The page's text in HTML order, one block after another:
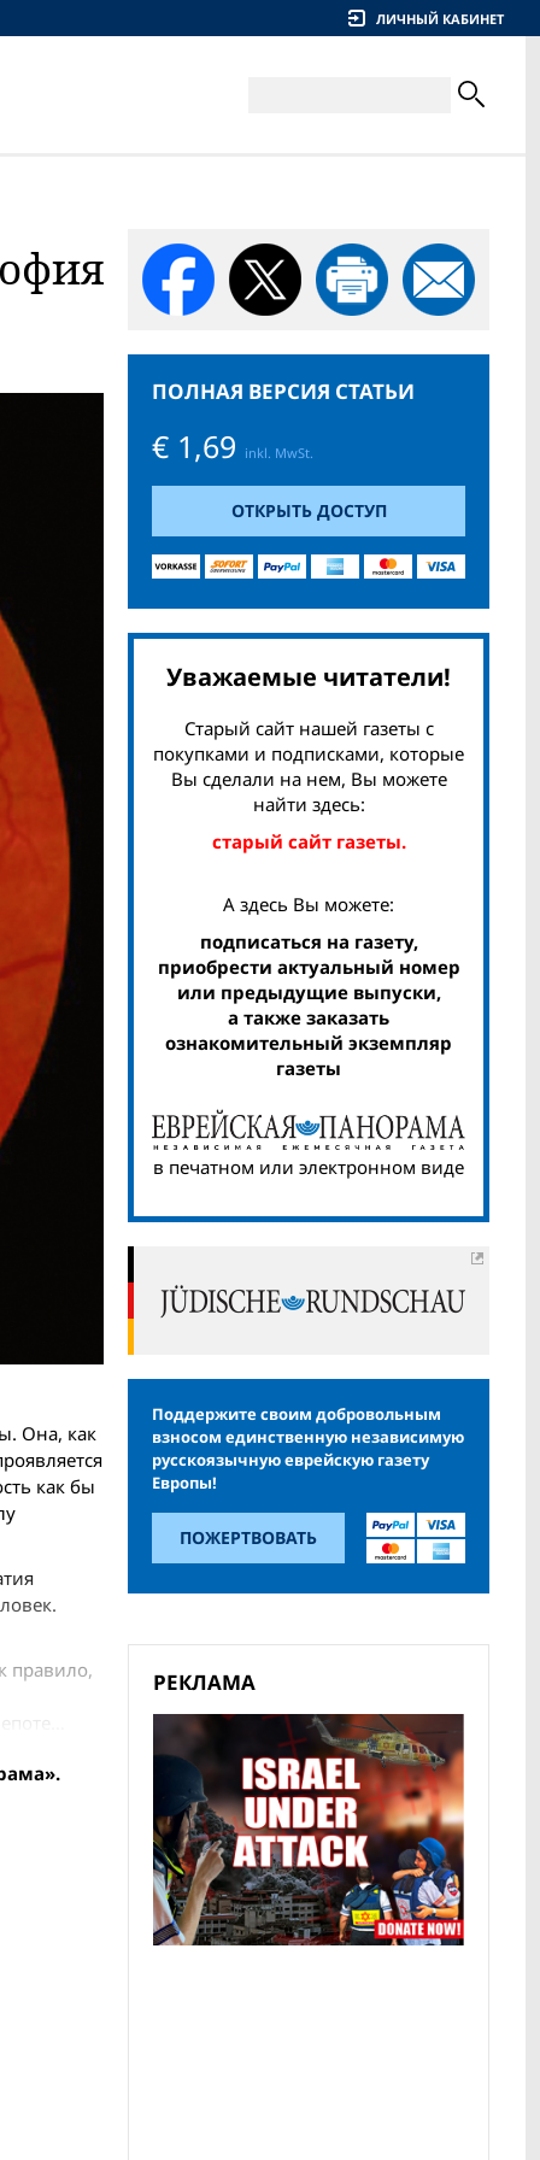
Она, как
как бы
правило,
ПОЛНАЯ ВЕРСИЯ СТАТЬИ
€ 1,69 inkl. MwSt.
ОТКРЫТЬ ДОСТУП
Уважаемые читатели!
Старый сайт нашей газеты с
покупками и подписками, которые
Вы сделали на нем, Вы можете
найти здесь:
старый сайт газеты.
А здесь Вы можете:
подписаться на газету,
приобрести актуальный номер
или предыдущие выпуски,
а также заказать
ознакомительный экземпляр
газеты
в печатном или электронном виде
Поддержите своим добровольным
взносом единственную независимую
русскоязычную еврейскую газету
Европы!
ПОЖЕРТВОВАТЬ
РЕКЛАМА
ЛИЧНЫЙ КАБИНЕТ